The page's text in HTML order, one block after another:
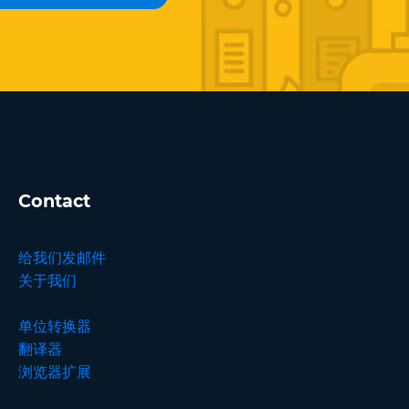
Contact
给我们发邮件
关于我们
单位转换器
翻译器
浏览器扩展